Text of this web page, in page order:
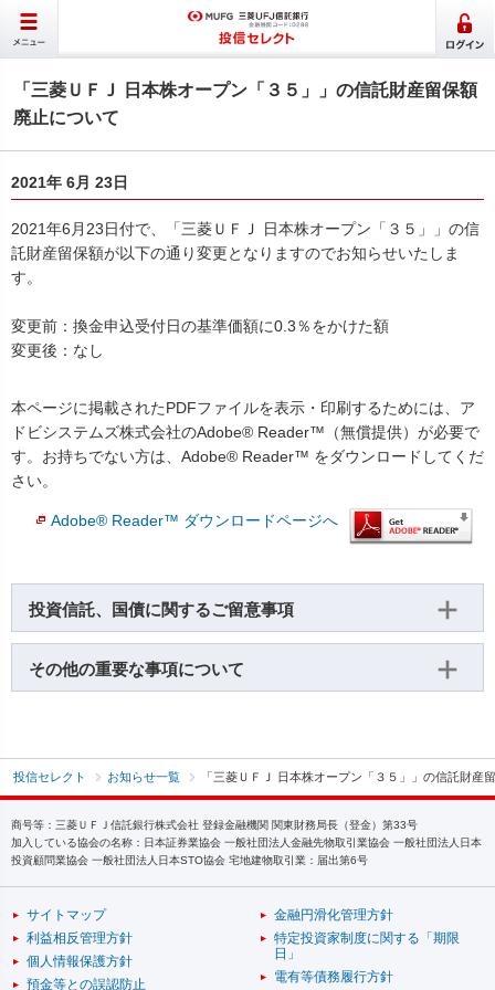
「三菱ＵＦＪ 日本株オープン「３５」」の信託財産留保額
廃止について
2021年 6月 23日
2021年6月23日付で、「三菱ＵＦＪ 日本株オープン「３５」」の信
託財産留保額が以下の通り変更となりますのでお知らせいたしま
す。
変更前：換金申込受付日の基準価額に0.3％をかけた額
変更後：なし
本ページに掲載されたPDFファイルを表示・印刷するためには、ア
ドビシステムズ株式会社のAdobe® Reader™（無償提供）が必要で
す。お持ちでない方は、Adobe® Reader™ をダウンロードしてくだ
さい。
Adobe® Reader™ ダウンロードページへ
投資信託、国債に関するご留意事項
その他の重要な事項について
投信セレクト お知らせ一覧 「三菱ＵＦＪ 日本株オープン「３５」」の信託財産
商号等：三菱ＵＦＪ信託銀行株式会社 登録金融機関 関東財務局長（登金）第33号
加入している協会の名称：日本証券業協会 一般社団法人金融先物取引業協会 一般社団法人日本
投資顧問業協会 一般社団法人日本STO協会 宅地建物取引業：届出第6号
サイトマップ
利益相反管理方針
個人情報保護方針
預金等との誤認防止
金融円滑化管理方針
特定投資家制度に関する「期限
日」
電有等債務履行方針